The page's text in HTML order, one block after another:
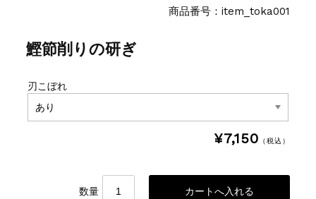
商品番号：item_toka001
鰹節削りの研ぎ
刃こぼれ
¥7,150 （税込）
数量